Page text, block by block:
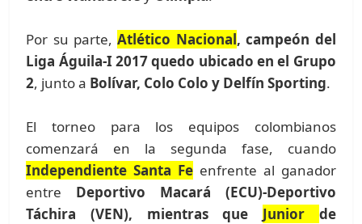
Por su parte,Atlético Nacional, campeón del
Liga Águila-I 2017 quedo ubicado en el Grupo
2, junto a Bolívar, Colo Colo y Delfín Sporting.
El torneo para los equipos colombianos
comenzará en la segunda fase, cuando
Independiente Santa Fe enfrente al ganador
entre Deportivo Macará (ECU)-Deportivo
Táchira (VEN), mientras que Junior de